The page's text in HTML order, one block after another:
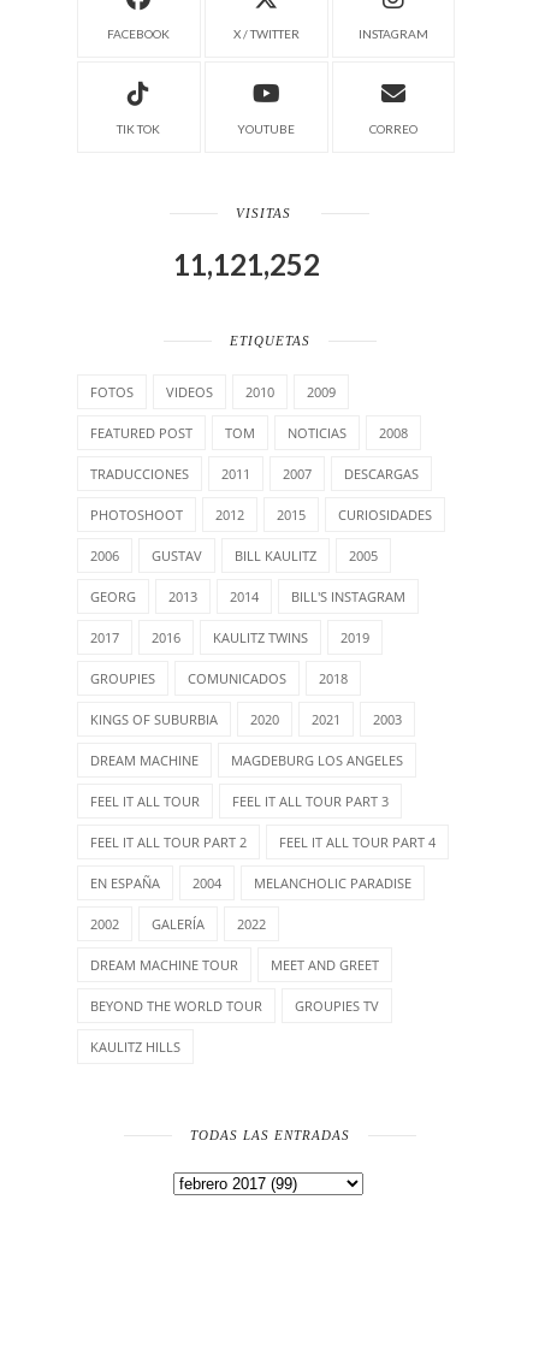
FACEBOOK X / TWITTER INSTAGRAM
TIK TOK YOUTUBE CORREO
VISITAS
11,121,252
ETIQUETAS
FOTOS VIDEOS 2010 2009
FEATURED POST TOM NOTICIAS 2008
TRADUCCIONES 2011 2007 DESCARGAS
PHOTOSHOOT 2012 2015 CURIOSIDADES
2006 GUSTAV BILL KAULITZ 2005
GEORG 2013 2014 BILL'S INSTAGRAM
2017 2016 KAULITZ TWINS 2019
GROUPIES COMUNICADOS 2018
KINGS OF SUBURBIA 2020 2021 2003
DREAM MACHINE MAGDEBURG LOS ANGELES
FEEL IT ALL TOUR FEEL IT ALL TOUR PART 3
FEEL IT ALL TOUR PART 2 FEEL IT ALL TOUR PART 4
EN ESPAÑA 2004 MELANCHOLIC PARADISE
2002 GALERÍA 2022
DREAM MACHINE TOUR MEET AND GREET
BEYOND THE WORLD TOUR GROUPIES TV
KAULITZ HILLS
TODAS LAS ENTRADAS